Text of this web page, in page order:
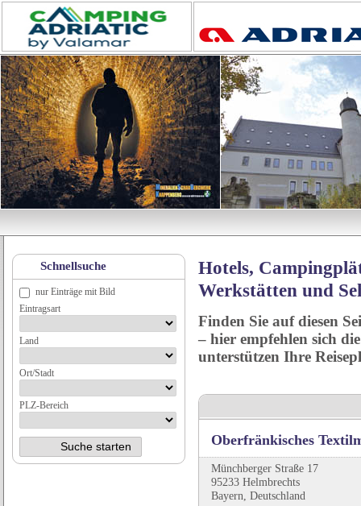
Hotels,
Werkstätten und
Finden Sie auf diesen
– hier empfehlen sich
unterstützen Ihre
Oberfränkisches
Münchberger Straße 17
95233 Helmbrechts
Bayern, Deutschland
Schnellsuche
nur Einträge mit Bild
Eintragsart
Land
Ort/Stadt
PLZ-Bereich